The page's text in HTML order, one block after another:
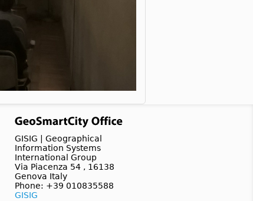
GISIG | Geographical
Information Systems
International Group
Via Piacenza 54 , 16138
Genova Italy
Phone: +39 010835588
GISIG